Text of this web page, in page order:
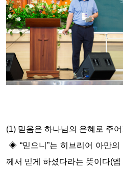
(1) 믿음은 하나님의 은혜로 주
◈ “믿으니 ”는 히브리어 아만의
께서 믿게 하셨다라는 뜻이다(엡